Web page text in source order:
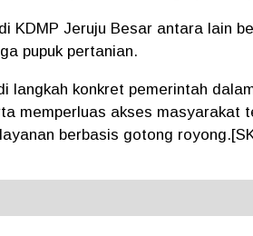
KDMP Jeruju Besar antara lain
pupuk pertanian.
langkah konkret pemerintah
memperluas akses masyarakat
berbasis gotong